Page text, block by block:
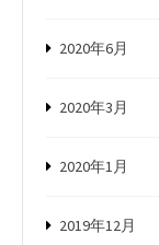
2020年6月
2020年3月
2020年1月
2019年12月